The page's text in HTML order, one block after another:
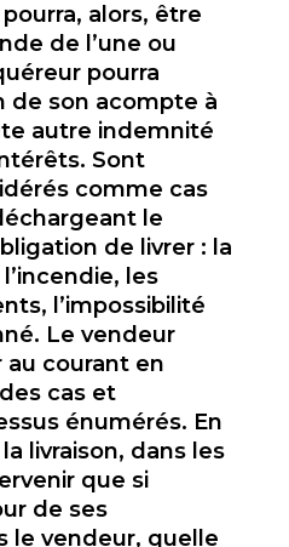
alors, être
de l’une ou
pourra
de son acompte à
autre indemnité
Sont
comme cas
le
de livrer : la
les
l’impossibilité
Le vendeur
au courant en
cas et
énumérés. En
livraison, dans les
que si
de ses
le vendeur, quelle